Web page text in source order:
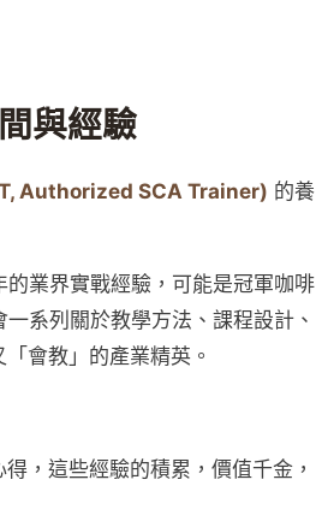
與經驗
Authorized SCA Trainer) 的養
業界實戰經驗，可能是冠軍咖啡
系列關於教學方法、課程設計、
會教」的產業精英。
，這些經驗的積累，價值千金，